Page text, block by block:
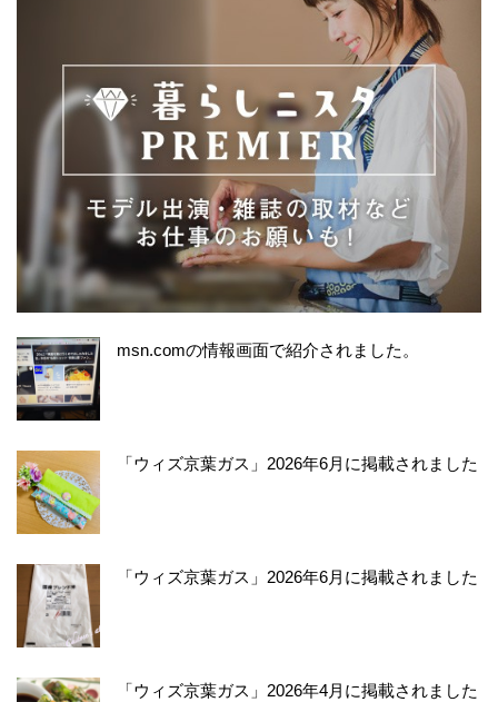
msn.comの情報画面で紹介されました。
「ウィズ京葉ガス」2026年6月に掲載されました
「ウィズ京葉ガス」2026年6月に掲載されました
「ウィズ京葉ガス」2026年4月に掲載されました